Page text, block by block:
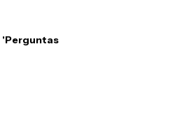
'Perguntas